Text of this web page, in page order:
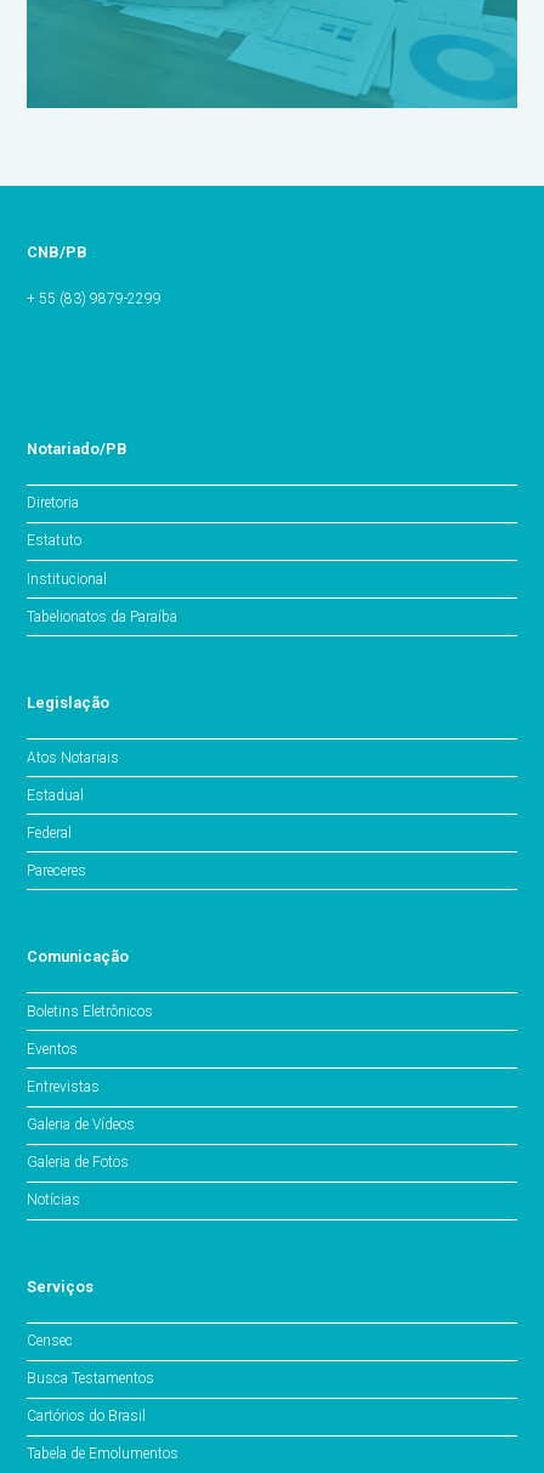
CNB/PB
+ 55 (83) 9879-2299
Notariado/PB
Diretoria
Estatuto
Institucional
Tabelionatos da Paraíba
Legislação
Atos Notariais
Estadual
Federal
Pareceres
Comunicação
Boletins Eletrônicos
Eventos
Entrevistas
Galeria de Vídeos
Galeria de Fotos
Notícias
Serviços
Censec
Busca Testamentos
Cartórios do Brasil
Tabela de Emolumentos